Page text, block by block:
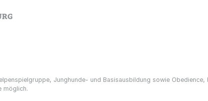
Junghunde- und Basisausbildung sowie Obedience,
möglich.